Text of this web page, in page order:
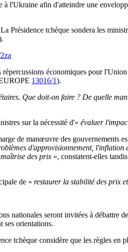
l'Ukraine afin d'atteindre une
Présidence tchèque sondera les
économiques pour
13016/1).
Que doit-on faire ? De quelle
sur la nécessité d'« évaluer
de manœuvre des gouvernements
d'approvisionnement,
des prix », constatent-elles
de « restaurer la stabilité des prix
nationales seront invitées à débattre
ses orientations.
tchèque considère que les règles en